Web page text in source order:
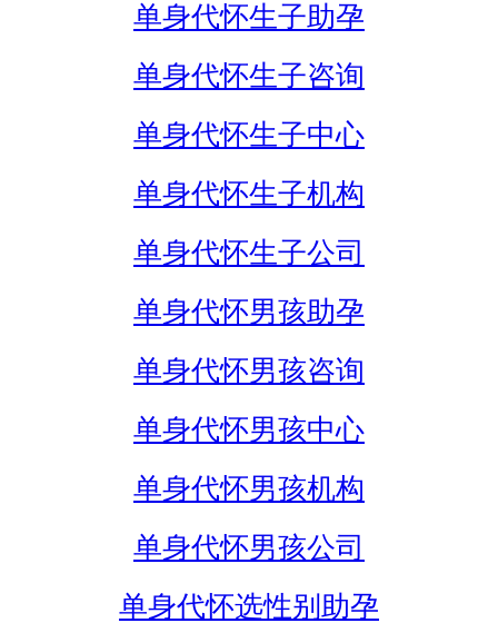
单身代怀生子助孕
单身代怀生子咨询
单身代怀生子中心
单身代怀生子机构
单身代怀生子公司
单身代怀男孩助孕
单身代怀男孩咨询
单身代怀男孩中心
单身代怀男孩机构
单身代怀男孩公司
单身代怀选性别助孕